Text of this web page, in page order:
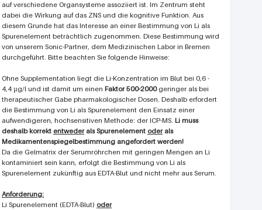
auf verschiedene Organsysteme assoziiert ist. Im Zentrum steht
dabei die Wirkung auf das ZNS und die kognitive Funktion. Aus
diesem Grunde hat das Interesse an einer Bestimmung von Li als
Spurenelement beträchtlich zugenommen. Diese Bestimmung wird
von unserem Sonic-Partner, dem Medizinischen Labor in Bremen
durchgeführt. Bitte beachten Sie folgende Hinweise:
Ohne Supplementation liegt die Li-Konzentration im Blut bei 0,6 -
4,4 µg/l und ist damit um einen Faktor 500-2000geringer als bei
therapeutischer Gabe pharmakologischer Dosen. Deshalb erfordert
die Bestimmung von Li als Spurenelement den Einsatz einer
aufwendigeren, hochsensitiven Methode: der ICP-MS. Li muss
deshalb korrekt entwederals Spurenelement oderals
Medikamentenspiegelbestimmung angefordert werden!
Da die Gelmatrix der Serumröhrchen mit geringen Mengen an Li
kontaminiert sein kann, erfolgt die Bestimmung von Li als
Spurenelement zukünftig aus EDTA-Blut und nicht mehr aus Serum.
Anforderung:
Li Spurenelement (EDTA-Blut) oder